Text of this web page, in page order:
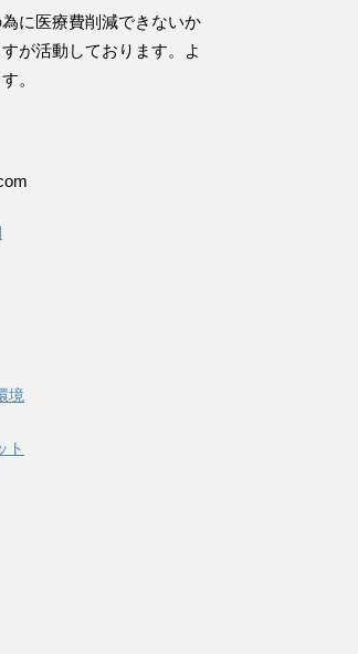
に医療費削減できないか
が活動しております。よ
。
境
ト